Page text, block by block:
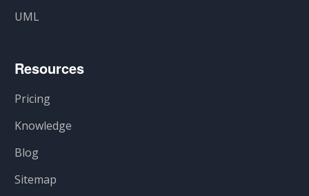
UML
Resources
Pricing
Knowledge
Blog
Sitemap